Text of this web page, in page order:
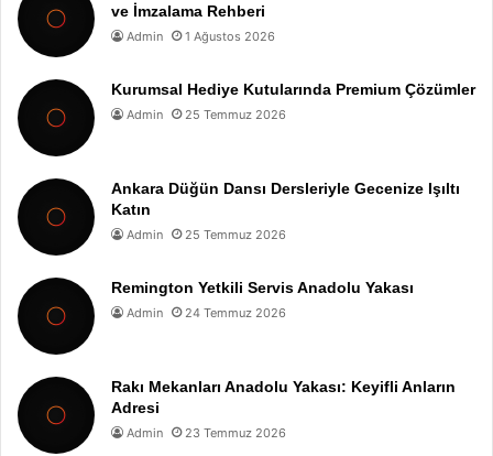
ve İmzalama Rehberi
Admin 1 Ağustos 2026
Kurumsal Hediye Kutularında Premium Çözümler
Admin 25 Temmuz 2026
Ankara Düğün Dansı Dersleriyle Gecenize Işıltı
Katın
Admin 25 Temmuz 2026
Remington Yetkili Servis Anadolu Yakası
Admin 24 Temmuz 2026
Rakı Mekanları Anadolu Yakası: Keyifli Anların
Adresi
Admin 23 Temmuz 2026